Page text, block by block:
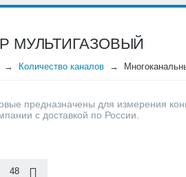
МУЛЬТИГАЗОВЫЙ
Количество каналов
предназначены для измерения
с доставкой по России.
48